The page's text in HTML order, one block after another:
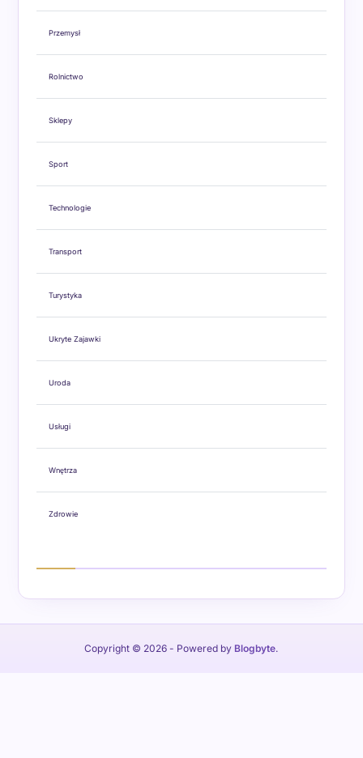
Przemysł
Rolnictwo
Sklepy
Sport
Technologie
Transport
Turystyka
Ukryte Zajawki
Uroda
Usługi
Wnętrza
Zdrowie
Copyright © 2026 - Powered by Blogbyte.